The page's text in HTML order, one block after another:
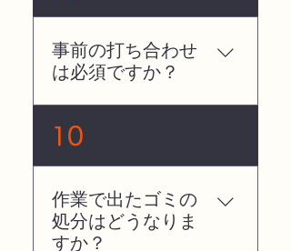
で、ご紹介のお客様以外
の単身での男性様宅には
お伺いできません。
事前の打ち合わせ
は必須ですか？
はい、サービスのクオリ
ティを保つために必ずお
願いしております。あく
までもお客様の現状を適
切に把握した上での作業
になります。また事前の
10
作業で出たゴミの
処分はどうなりま
すか？